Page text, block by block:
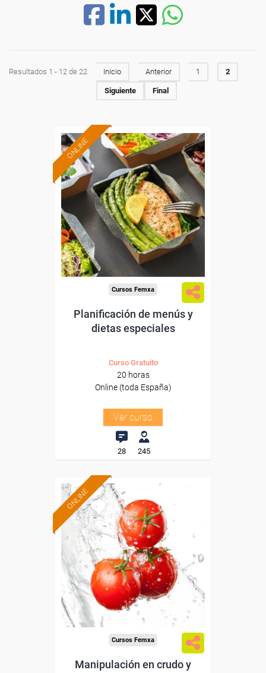
Resultados 1 - 12 de 22 Inicio Anterior 1 2
Siguiente Final
ONLINE
Formación 100%
subvencionada.
Para desempleados,
trabajadores y autónomos.
Sector
-Hosteleria y Turismo.
Cursos Femxa
Planificación de menús y
dietas especiales
Curso Gratuito
20 horas
Online (toda España)
Ver curso
28 245
ONLINE
Formación 100%
subvencionada.
Para desempleados,
trabajadores y autónomos.
Sector
-Otros Servicios.
Cursos Femxa
Manipulación en crudo y